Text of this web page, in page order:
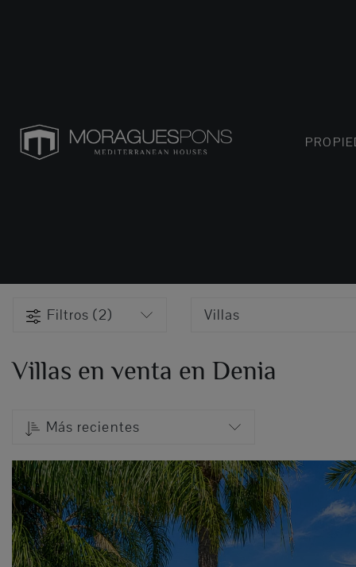
Filtros (2) Villas
Villas en venta en Denia
Más recientes